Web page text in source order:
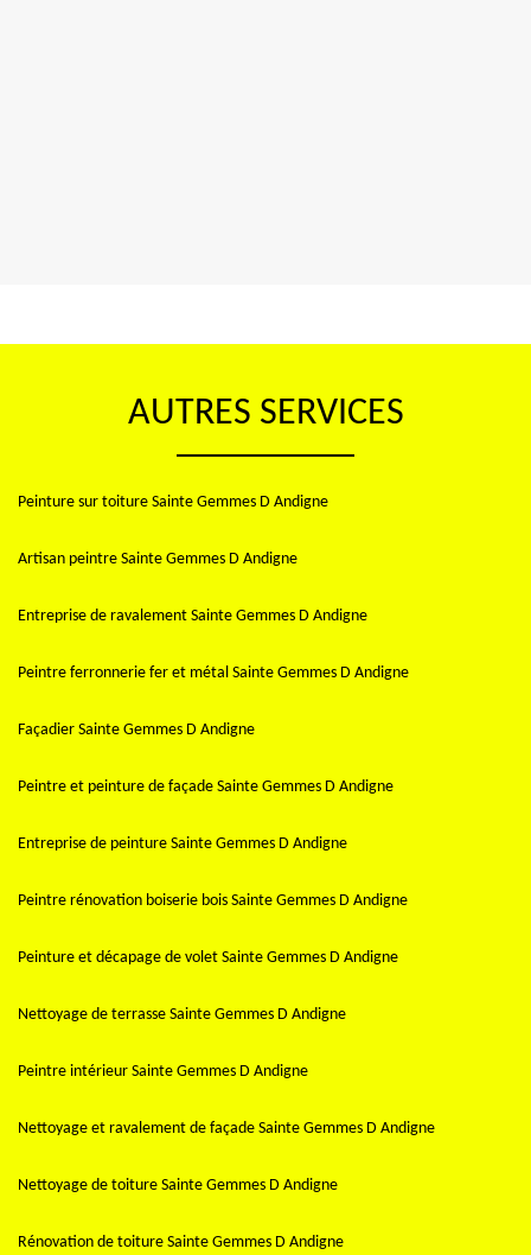
AUTRES SERVICES
Peinture sur toiture Sainte Gemmes D Andigne
Artisan peintre Sainte Gemmes D Andigne
Entreprise de ravalement Sainte Gemmes D Andigne
Peintre ferronnerie fer et métal Sainte Gemmes D Andigne
Façadier Sainte Gemmes D Andigne
Peintre et peinture de façade Sainte Gemmes D Andigne
Entreprise de peinture Sainte Gemmes D Andigne
Peintre rénovation boiserie bois Sainte Gemmes D Andigne
Peinture et décapage de volet Sainte Gemmes D Andigne
Nettoyage de terrasse Sainte Gemmes D Andigne
Peintre intérieur Sainte Gemmes D Andigne
Nettoyage et ravalement de façade Sainte Gemmes D Andigne
Nettoyage de toiture Sainte Gemmes D Andigne
Rénovation de toiture Sainte Gemmes D Andigne